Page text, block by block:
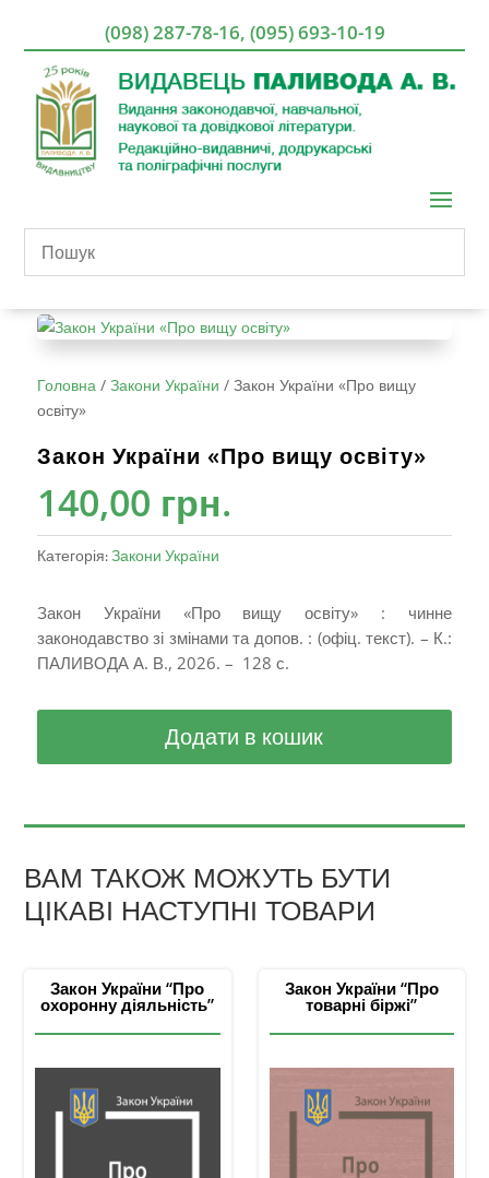
(098) 287-78-16, (095) 693-10-19
Головна/ Закони України / Закон України «Про вищу
освіту»
Закон України «Про вищу освіту»
140,00 грн.
Категорія: Закони України
Закон України «Про вищу освіту» : чинне
законодавство зі змінами та допов. : (офіц. текст). – К.:
ПАЛИВОДА А. В., 2026. – 128 с.
Додати в кошик
ВАМ ТАКОЖ МОЖУТЬ БУТИ
ЦІКАВІ НАСТУПНІ ТОВАРИ
Закон України “Про
охоронну діяльність”
Закон України “Про
товарні біржі”